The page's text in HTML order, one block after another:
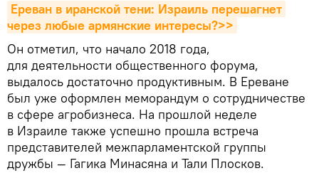
Ереван в иранской тени: Израиль перешагнет
через любые армянские интересы?>>
Он отметил, что начало 2018 года,
для деятельности общественного форума,
выдалось достаточно продуктивным. В Ереване
был уже оформлен меморандум о сотрудничестве
в сфере агробизнеса. На прошлой неделе
в Израиле также успешно прошла встреча
представителей межпарламентской группы
дружбы — Гагика Минасяна и Тали Плосков.